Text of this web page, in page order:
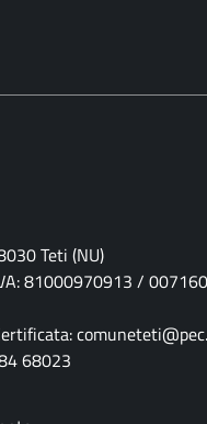
Teti (NU)
81000970913 /
68023